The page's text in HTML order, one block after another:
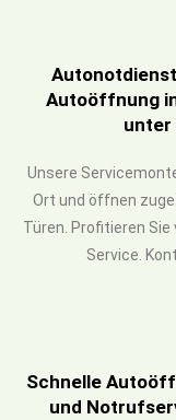
Autoöffnung
unter
Unsere
Ort und öffnen
Türen. Profitieren
Service.
Schnelle
und